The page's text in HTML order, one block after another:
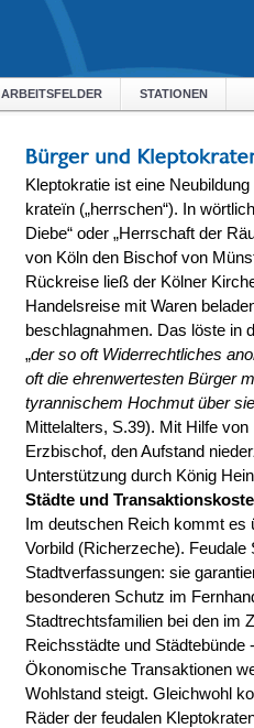
ARBEITSFELDER STATIONEN
Kleptokratie ist eine
krateïn („herrschen“). In
Diebe“ oder „Herrschaft der
von Köln den Bischof von
Rückreise ließ der Kölner
Handelsreise mit Waren
beschlagnahmen. Das löste in
„der so oft Widerrechtliches
oft die ehrenwertesten Bürger
tyrannischem Hochmut über sie
Mittelalters, S.39). Mit Hilfe
Erzbischof, den Aufstand
Unterstützung durch König
Städte und
Im deutschen Reich kommt
Vorbild (Richerzeche). Feudale
Stadtverfassungen: sie
besonderen Schutz im
Stadtrechtsfamilien bei den im
Reichsstädte und
Ökonomische Transaktionen
Wohlstand steigt. Gleichwohl
Räder der feudalen